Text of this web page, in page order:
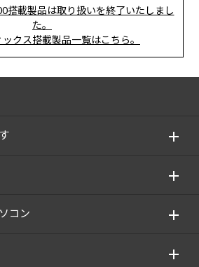
スペック/パーツ別
今イチオシのパソコンをピ
Windows 11
搭載製品は取り扱いを終了いたしまし
た。
クス搭載製品一覧はこちら。
コン